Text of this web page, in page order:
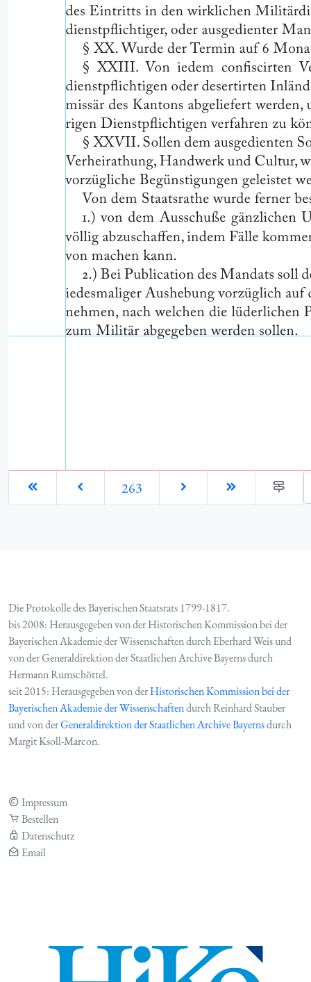
263
Die Protokolle des Bayerischen Staatsrats 1799-1817.
bis 2008: Herausgegeben von der Historischen Kommission bei der
Bayerischen Akademie der Wissenschaften durch Eberhard Weis und
von der Generaldirektion der Staatlichen Archive Bayerns durch
Hermann Rumschöttel.
seit 2015: Herausgegeben von derHistorischen Kommission bei der
Bayerischen Akademie der Wissenschaftendurch Reinhard Stauber
und von derGeneraldirektion der Staatlichen Archive Bayernsdurch
Margit Ksoll-Marcon.
Impressum
Bestellen
Datenschutz
Email